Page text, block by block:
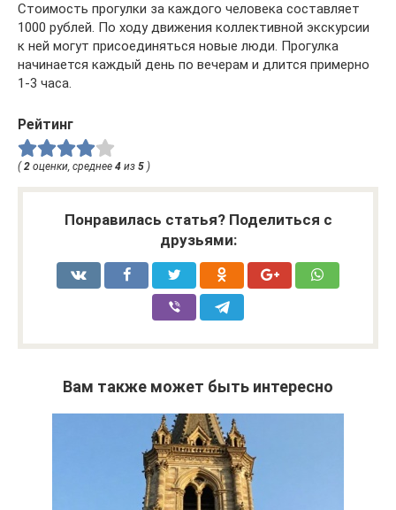
Стоимость прогулки за каждого человека составляет
1000 рублей. По ходу движения коллективной экскурсии
к ней могут присоединяться новые люди. Прогулка
начинается каждый день по вечерам и длится примерно
1-3 часа.
Рейтинг
( 2 оценки, среднее 4 из 5 )
Понравилась статья? Поделиться с
друзьями:
Вам также может быть интересно